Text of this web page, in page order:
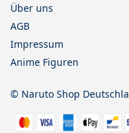
Über uns
AGB
Impressum
Anime Figuren
© Naruto Shop